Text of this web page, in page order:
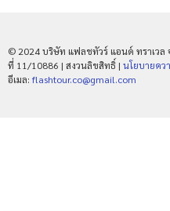
© 2024 บริษัท แฟลชทัวร์ แอนด์ ทราเวล
ที่ 11/10886 | สงวนลิขสิทธิ์ | นโยบายคว
อีเมล: flashtour.co@gmail.com